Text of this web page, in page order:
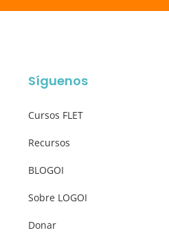
Síguenos
Cursos FLET
Recursos
BLOGOI
Sobre LOGOI
Donar